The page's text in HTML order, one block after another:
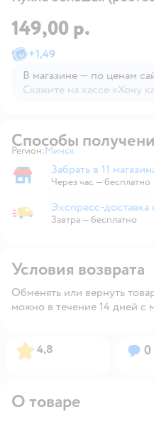
149,00 р.
+1,49
В магазине — по ценам
Скажите на кассе «Хочу
Способы
Регион: Выбор адреса доставки.
Минск
Забрать в магазине
Забрать в 11
Через час — бесплатно
Экспресс-доставка из магазина
Экспресс-доставка
Завтра—бесплатно
Условия возврата
Обменять или вернуть
можно в течение 14 дней с
Рейтинг:
4,8 0
О товаре